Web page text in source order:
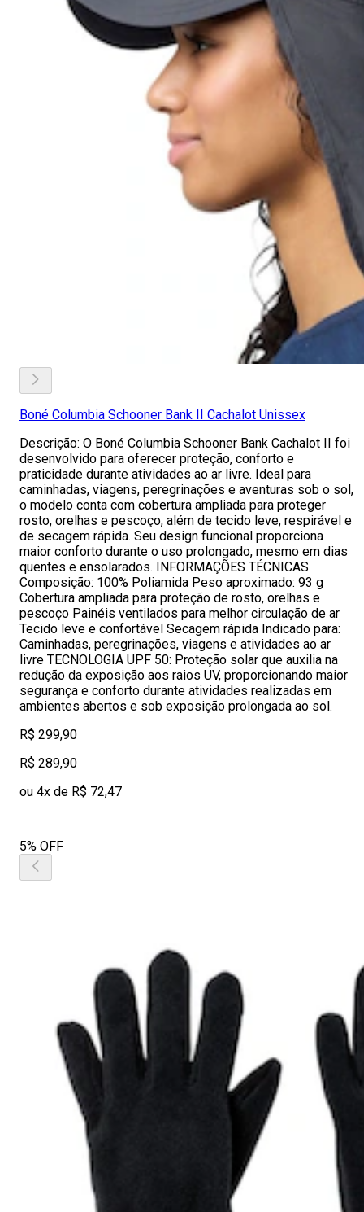
Boné Columbia Schooner Bank II Cachalot Unissex
Descrição: O Boné Columbia Schooner Bank Cachalot II foi
desenvolvido para oferecer proteção, conforto e
praticidade durante atividades ao ar livre. Ideal para
caminhadas, viagens, peregrinações e aventuras sob o sol,
o modelo conta com cobertura ampliada para proteger
rosto, orelhas e pescoço, além de tecido leve, respirável e
de secagem rápida. Seu design funcional proporciona
maior conforto durante o uso prolongado, mesmo em dias
quentes e ensolarados. INFORMAÇÕES TÉCNICAS
Composição: 100% Poliamida Peso aproximado: 93 g
Cobertura ampliada para proteção de rosto, orelhas e
pescoço Painéis ventilados para melhor circulação de ar
Tecido leve e confortável Secagem rápida Indicado para:
Caminhadas, peregrinações, viagens e atividades ao ar
livre TECNOLOGIA UPF 50: Proteção solar que auxilia na
redução da exposição aos raios UV, proporcionando maior
segurança e conforto durante atividades realizadas em
ambientes abertos e sob exposição prolongada ao sol.
R$ 299,90
R$ 289,90
ou 4x de R$ 72,47
5% OFF